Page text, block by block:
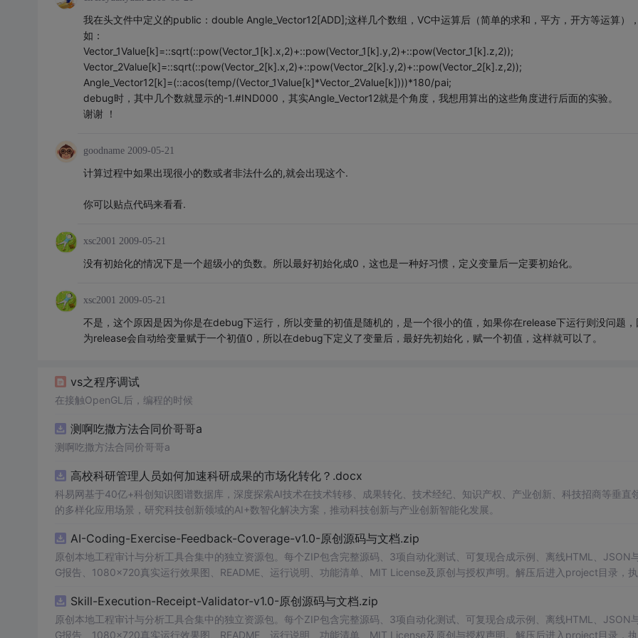
我在头文件中定义的public：double Angle_Vector12[ADD];这样几个数组，VC中运算后（简单的求和，平方，开方等运算）
如：
Vector_1Value[k]=::sqrt(::pow(Vector_1[k].x,2)+::pow(Vector_1[k].y,2)+::pow(Vector_1[k].z,2));
Vector_2Value[k]=::sqrt(::pow(Vector_2[k].x,2)+::pow(Vector_2[k].y,2)+::pow(Vector_2[k].z,2));
Angle_Vector12[k]=(::acos(temp/(Vector_1Value[k]*Vector_2Value[k])))*180/pai;
debug时，其中几个数就显示的-1.#IND000，其实Angle_Vector12就是个角度，我想用算出的这些角度进行后面的实验。
谢谢 ！
goodname 2009-05-21
计算过程中如果出现很小的数或者非法什么的,就会出现这个.
你可以贴点代码来看看.
xsc2001 2009-05-21
没有初始化的情况下是一个超级小的负数。所以最好初始化成0，这也是一种好习惯，定义变量后一定要初始化。
xsc2001 2009-05-21
不是，这个原因是因为你是在debug下运行，所以变量的初值是随机的，是一个很小的值，如果你在release下运行则没问题，
为release会自动给变量赋于一个初值0，所以在debug下定义了变量后，最好先初始化，赋一个初值，这样就可以了。
vs之程序调试
在接触OpenGL后，编程的时候
测啊吃撒方法合同价哥哥a
测啊吃撒方法合同价哥哥a
高校科研管理人员如何加速科研成果的市场化转化？.docx
科易网基于40亿+科创知识图谱数据库，深度探索AI技术在技术转移、成果转化、技术经纪、知识产权、产业创新、科技招商等垂直
的多样化应用场景，研究科技创新领域的AI+数智化解决方案，推动科技创新与产业创新智能化发展。
AI-Coding-Exercise-Feedback-Coverage-v1.0-原创源码与文档.zip
原创本地工程审计与分析工具合集中的独立资源包。每个ZIP包含完整源码、3项自动化测试、可复现合成示例、离线HTML、JSON
G报告、1080×720真实运行效果图、README、运行说明、功能清单、MIT License及原创与授权声明。解压后进入project目录，
源码、Logo、官方截图、论文、生产日志或其他受限素材。适合前端开发、AI应用工程、测试审计和课程实践。
Skill-Execution-Receipt-Validator-v1.0-原创源码与文档.zip
原创本地工程审计与分析工具合集中的独立资源包。每个ZIP包含完整源码、3项自动化测试、可复现合成示例、离线HTML、JSON
G报告、1080×720真实运行效果图、README、运行说明、功能清单、MIT License及原创与授权声明。解压后进入project目录，